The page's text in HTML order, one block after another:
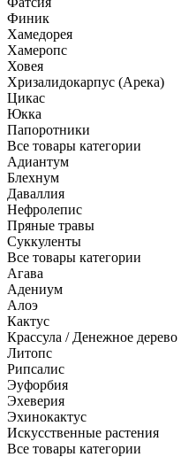
Финик
Хамедорея
Хамеропс
Ховея
Хризалидокарпус (Арека)
Цикас
Юкка
Папоротники
Все товары категории
Адиантум
Блехнум
Даваллия
Нефролепис
Пряные травы
Суккуленты
Все товары категории
Агава
Адениум
Алоэ
Кактус
Крассула / Денежное дерево
Литопс
Рипсалис
Эуфорбия
Эхеверия
Эхинокактус
Искусственные растения
Все товары категории